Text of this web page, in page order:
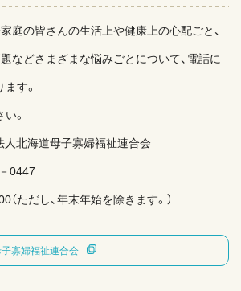
庭の皆さんの生活上や健康上の心配ごと、
などさまざまな悩みごとについて、電話に
す。
。
人北海道母子寡婦福祉連合会
－0447
（ただし、年末年始を除きます。）
寡婦福祉連合会